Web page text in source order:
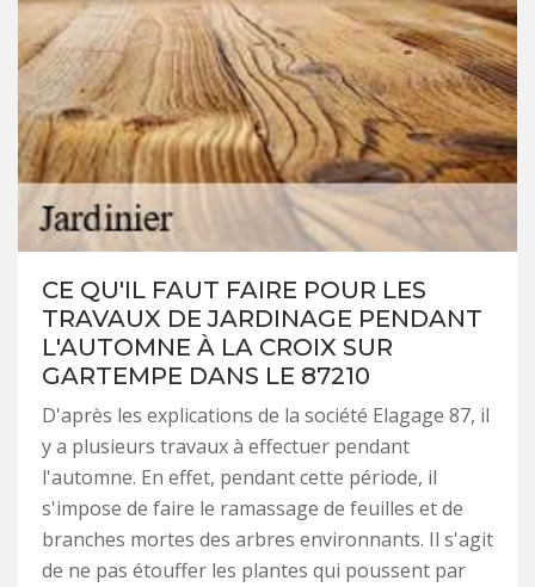
CE QU'IL FAUT FAIRE POUR LES
TRAVAUX DE JARDINAGE PENDANT
L'AUTOMNE À LA CROIX SUR
GARTEMPE DANS LE 87210
D'après les explications de la société Elagage 87, il
y a plusieurs travaux à effectuer pendant
l'automne. En effet, pendant cette période, il
s'impose de faire le ramassage de feuilles et de
branches mortes des arbres environnants. Il s'agit
de ne pas étouffer les plantes qui poussent par